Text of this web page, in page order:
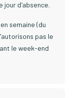
jour d'absence.
semaine (du
pas le
le week-end